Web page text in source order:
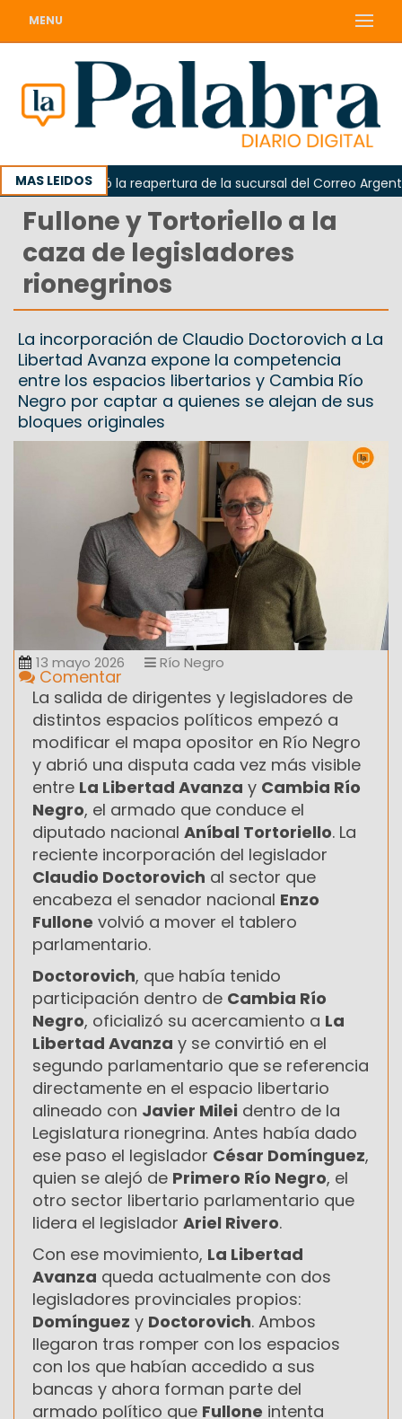
MENU
MAS LEIDOS
reclamó la reapertura de la sucursal del Correo Argentino
Fullone y Tortoriello a la
caza de legisladores
rionegrinos
La incorporación de Claudio Doctorovich a La
Libertad Avanza expone la competencia
entre los espacios libertarios y Cambia Río
Negro por captar a quienes se alejan de sus
bloques originales
13 mayo 2026 Río Negro
Comentar
La salida de dirigentes y legisladores de
distintos espacios políticos empezó a
modificar el mapa opositor en Río Negro
y abrió una disputa cada vez más visible
entre La Libertad Avanza y Cambia Río
Negro, el armado que conduce el
diputado nacional Aníbal Tortoriello. La
reciente incorporación del legislador
Claudio Doctorovich al sector que
encabeza el senador nacional Enzo
Fullone volvió a mover el tablero
parlamentario.
Doctorovich, que había tenido
participación dentro de Cambia Río
Negro, oficializó su acercamiento a La
Libertad Avanza y se convirtió en el
segundo parlamentario que se referencia
directamente en el espacio libertario
alineado con Javier Milei dentro de la
Legislatura rionegrina. Antes había dado
ese paso el legislador César Domínguez,
quien se alejó de Primero Río Negro, el
otro sector libertario parlamentario que
lidera el legislador Ariel Rivero.
Con ese movimiento, La Libertad
Avanza queda actualmente con dos
legisladores provinciales propios:
Domínguez y Doctorovich. Ambos
llegaron tras romper con los espacios
con los que habían accedido a sus
bancas y ahora forman parte del
armado político que Fullone intenta